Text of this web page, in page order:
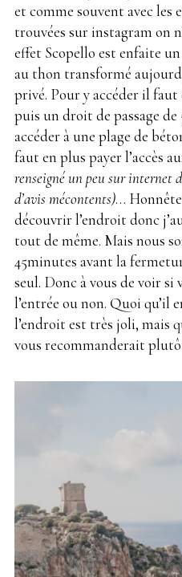
et comme souvent avec les
trouvées sur instagram on
effet Scopello est enfaite
au thon transformé
privé. Pour y accéder il
puis un droit de passage
accéder à une plage de
faut en plus payer l’accès
renseigné un peu sur internet
d’avis mécontents)…
découvrir l’endroit donc
tout de même. Mais nous
45minutes avant la
seul. Donc à vous de voir si
l’entrée ou non. Quoi qu’il
l’endroit est très joli, mais
vous recommanderait